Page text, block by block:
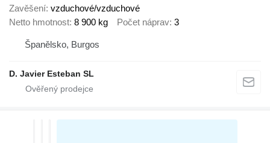
Zavěšení vzduchové/vzduchové
Netto hmotnost 8 900 kg Počet náprav 3
Španělsko, Burgos
D. Javier Esteban SL